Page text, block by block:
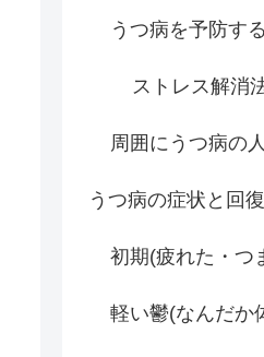
うつ病を予防する
ストレス解消
周囲にうつ病の
うつ病の症状と回復
初期(疲れた・つ
軽い鬱(なんだか